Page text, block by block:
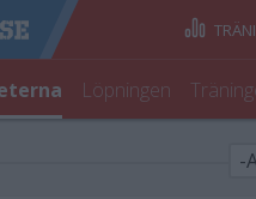
Löpningen